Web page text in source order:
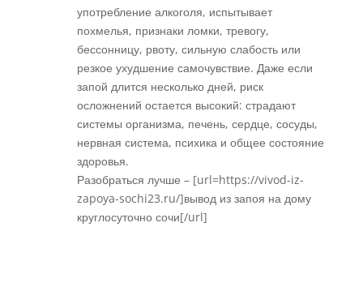
употребление алкоголя, испытывает
похмелья, признаки ломки, тревогу,
бессонницу, рвоту, сильную слабость или
резкое ухудшение самочувствие. Даже если
запой длится несколько дней, риск
осложнений остается высокий: страдают
системы организма, печень, сердце, сосуды,
нервная система, психика и общее состояние
здоровья.
Разобраться лучше – [url=https://vivod-iz-
zapoya-sochi23.ru/]вывод из запоя на дому
круглосуточно сочи[/url]